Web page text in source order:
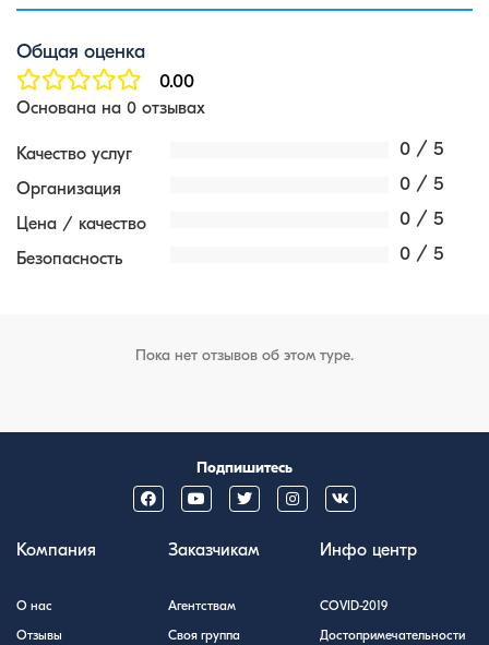
стандартных одноместных до
собственный санузел с полотенцами,
тапочками для душа и феном, а также
имеется телевизор со спутниковым …
Общая оценка
0.00
Основана на 0 отзывах
Качество услуг 0 / 5
Организация 0 / 5
Цена / качество 0 / 5
Безопасность 0 / 5
Пока нет отзывов об этом туре.
Подпишитесь
Компания
О нас
Отзывы
Заказчикам
Агентствам
Своя группа
Инфо центр
COVID-2019
Достопримечательности